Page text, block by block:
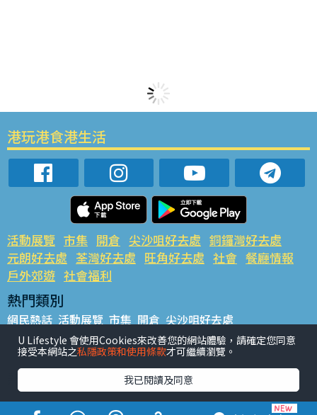
港玩港食港生活
活動展覽 市集 開倉 尖沙咀好去處 銅鑼灣好去處
元朗好去處 荃灣好去處 旺角好去處 社會 餐廳情報
戶外郊遊 社會福利
熱門類別
網民熱話 活動展覽 市集 開倉 尖沙咀好去處
銅鑼灣好去處 元朗好去處 荃灣好去處 旺角好去處 社會
餐廳情報 戶外郊遊
熱門標籤
#UGO搵好去處 #人氣活動推介 #美食社群熱話
U Lifestyle 會使用Cookies來改善您的網站體驗，請確定您同意
接受本網站之私隱政策和使用條款才可繼續瀏覽。
我已閱讀及同意